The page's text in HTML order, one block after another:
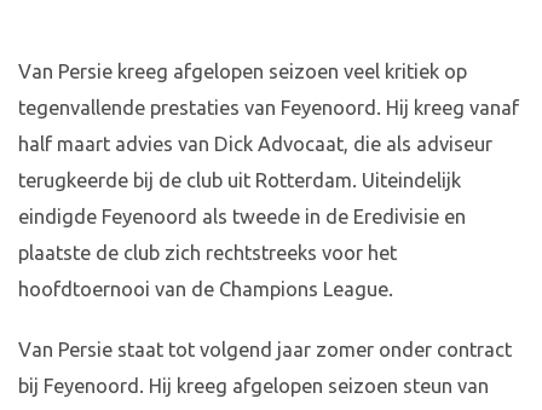
Van Persie kreeg afgelopen seizoen veel kritiek op
tegenvallende prestaties van Feyenoord. Hij kreeg vanaf
half maart advies van Dick Advocaat, die als adviseur
terugkeerde bij de club uit Rotterdam. Uiteindelijk
eindigde Feyenoord als tweede in de Eredivisie en
plaatste de club zich rechtstreeks voor het
hoofdtoernooi van de Champions League.
Van Persie staat tot volgend jaar zomer onder contract
bij Feyenoord. Hij kreeg afgelopen seizoen steun van